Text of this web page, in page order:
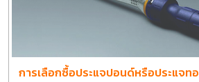
การเลือกซื้อประแจปอนด์หรือประแจท